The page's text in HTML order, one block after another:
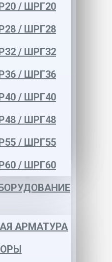
/ ШРГ20
/ ШРГ28
/ ШРГ32
/ ШРГ36
/ ШРГ40
/ ШРГ48
/ ШРГ55
/ ШРГ60
АРМАТУРА